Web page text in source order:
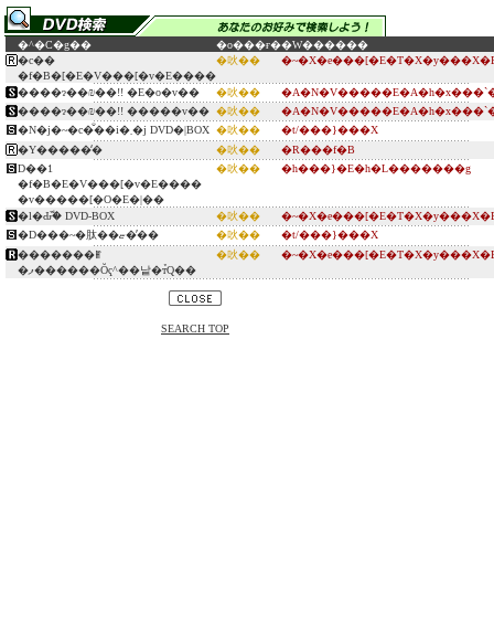
�^�C�g�� �o���ғ��W������
�c��
�f�B�[�E�V���[�v�E����
�吙��
����ɂ��₪��!! �E�o�v�� �吙��
����ɂ��₪��!! �����v�� �吙��
�N�j�~�c�̐��i�܂�j DVD�|BOX �吙��
�t/���}���X
�Y�����̒�
�吙��
�R���f�B
D��1
�f�B�E�V���[�v�E����
�v�����[�O�E�|��
�吙�� �h���}�E�h�L�������g
�l�Ԃ̏ؖ� DVD-BOX �吙��
�D���~�肽��ޏ��̓�
�吙��
�t/���}���X
�������ꂵ
�ފ������Ŏҁ^��낱�т̉Q��
�吙��
SEARCH TOP